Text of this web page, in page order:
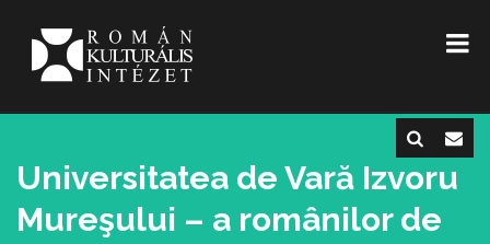
Universitatea de Vară Izvoru
Mureşului – a românilor de